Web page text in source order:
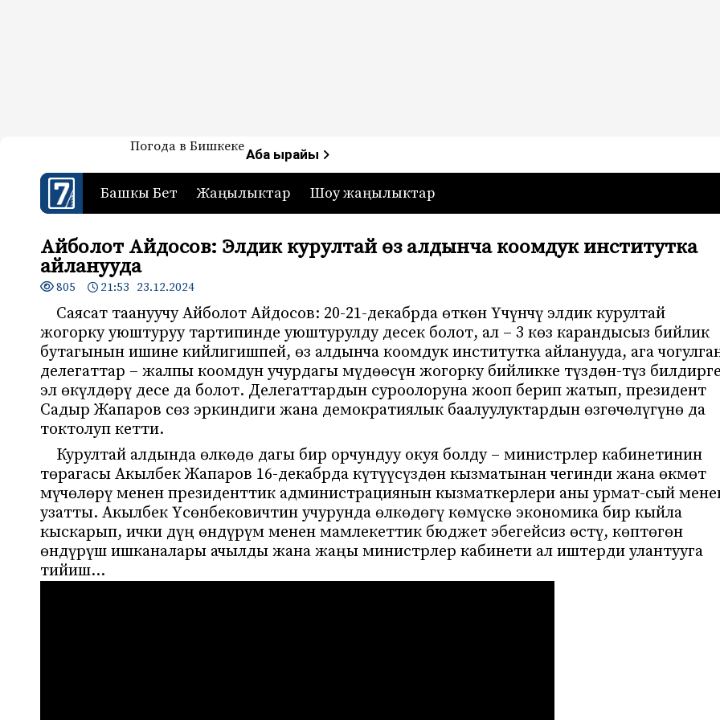
7-канал. Жаңылыктар — Кыргызстан
Жаңылыктар — Кыргызстан
Погода в БишкекеАба ырайы
Башкы Бет Жаңылыктар Шоу жаңылыктар
Айболот Айдосов: Элдик курултай өз алдынча коомдук институтка
айланууда
805 21:53 23.12.2024
Саясат таануучу Айболот Айдосов: 20-21-декабрда өткөн Үчүнчү элдик курултай
жогорку уюштуруу тартипинде уюштурулду десек болот, ал – 3 көз карандысыз бийлик
бутагынын ишине кийлигишпей, өз алдынча коомдук институтка айланууда, ага
делегаттар – жалпы коомдун учурдагы мүдөөсүн жогорку бийликке түздөн-түз
эл өкүлдөрү десе да болот. Делегаттардын суроолоруна жооп берип жатып, президент
Садыр Жапаров сөз эркиндиги жана демократиялык баалуулуктардын өзгөчөлүгүнө да
токтолуп кетти.
Курултай алдында өлкөдө дагы бир орчундуу окуя болду – министрлер кабинетинин
төрагасы Акылбек Жапаров 16-декабрда күтүүсүздөн кызматынан чегинди жана өкмөт
мүчөлөрү менен президенттик администрациянын кызматкерлери аны урмат-сый
узатты. Акылбек Үсөнбековичтин учурунда өлкөдөгү көмүскө экономика бир кыйла
кыскарып, ички дүң өндүрүм менен мамлекеттик бюджет эбегейсиз өстү, көптөгөн
өндүрүш ишканалары ачылды жана жаңы министрлер кабинети ал иштерди улантууга
тийиш…